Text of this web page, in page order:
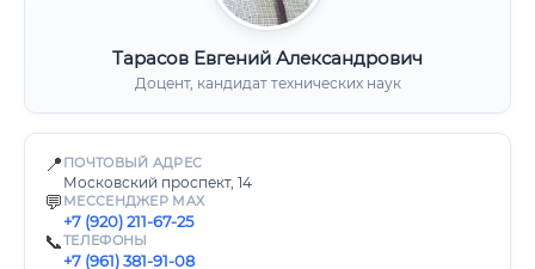
Тарасов Евгений Александрович
Доцент, кандидат технических наук
📍 ПОЧТОВЫЙ АДРЕС
Московский проспект, 14
💬 МЕССЕНДЖЕР MAX
+7 (920) 211-67-25
📞ТЕЛЕФОНЫ
+7 (961) 381-91-08